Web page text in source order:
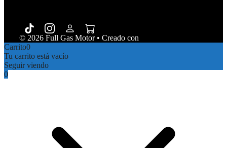
© 2026 Full Gas Motor• Creado con
Carrito0
Tu carrito está vacío
Seguir viendo
0